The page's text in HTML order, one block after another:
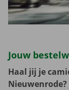
Jouw
Haal jij je
Nieuwenrode?